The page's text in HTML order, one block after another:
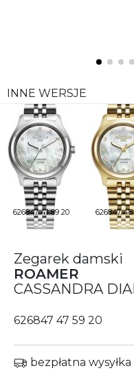
INNE WERSJE
626847 41 89 20 626847 48
Zegarek damski
ROAMER
CASSANDRA
626847 47 59 20
bezpłatna